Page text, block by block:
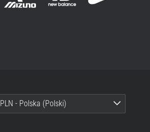
PLN - Polska (Polski)